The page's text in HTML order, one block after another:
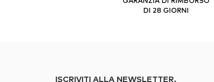
DI 28 GIORNI
ISCRIVITI ALLA NEWSLETTER.